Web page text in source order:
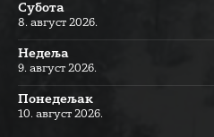
Субота
8. август 2026.
Недеља
9. август 2026.
Понедељак
10. август 2026.